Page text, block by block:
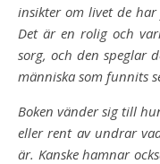
insikter om livet de
Det är en rolig och
sorg, och den speglar
människa som funnits
Boken vänder sig till
eller rent av undrar
är. Kanske hamnar